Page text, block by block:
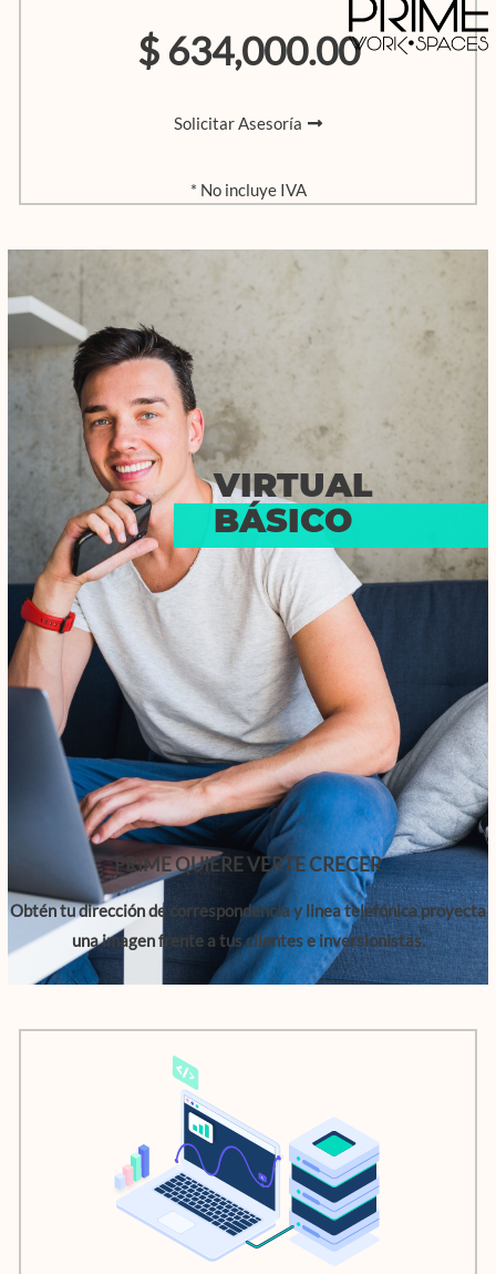
$ 634,000.00
Solicitar Asesoría
* No incluye IVA
VIRTUAL
BÁSICO
PRIME QUIERE VERTE CRECER
Obtén tu dirección de correspondencia y linea telefónica proyecta
una imagen frente a tus clientes e inversionistas.